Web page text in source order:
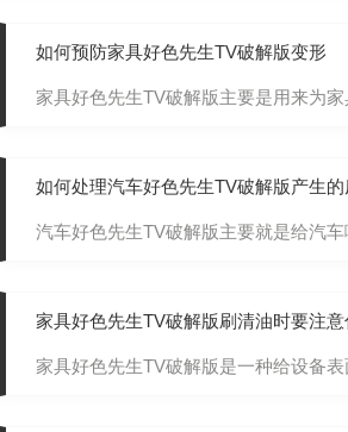
如何预防家具好色先生TV破解版变形
家具好色先生TV破解版主要是用来为家具
如何处理汽车好色先生TV破解版产生
汽车好色先生TV破解版主要就是给汽车喷
家具好色先生TV破解版刷清油时要注意
家具好色先生TV破解版是一种给设备